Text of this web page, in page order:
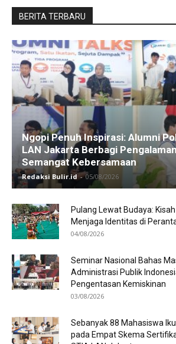
BERITA TERBARU
Ngopi Penuh Inspirasi: Alumni
LAN Jakarta Berbagi
Semangat Kebersamaan
Redaksi Bulir.id - 05/08/2026
Pulang Lewat Budaya:
Menjaga Identitas di
04/08/2026
Seminar Nasional Bahas
Administrasi Publik
Pengentasan Kemiskinan
03/08/2026
Sebanyak 88 Mahasiswa
pada Empat Skema